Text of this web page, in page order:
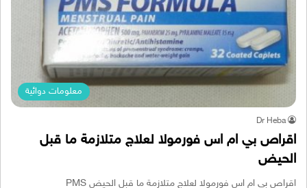
معلومات دوائية
Dr Heba
اقراص بي ام اس فورمولا لعلاج متلازمة ما قبل
الحيض
اقراص بي ام اس فورمولا لعلاج متلازمة ما قبل الحيض PMS